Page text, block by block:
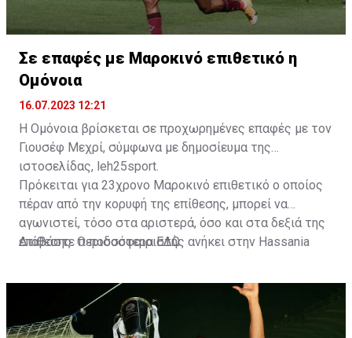
Σε επαφές με Μαροκινό επιθετικό η
Ομόνοια
16.07.2023 12:21
Η Ομόνοια βρίσκεται σε προχωρημένες επαφές με τον
Γιουσέφ Μεχρί, σύμφωνα με δημοσίευμα της
ιστοσελίδας, leh25sport.
Πρόκειται για 23χρονο Μαροκινό επιθετικό ο οποίος
πέραν από την κορυφή της επίθεσης, μπορεί να
αγωνιστεί, τόσο στα αριστερά, όσο και στα δεξιά της
επίθεσης. Ο ποδοσφαιριστής ανήκει στην Hassania
2026.
Διαβάστε περισσότεραΕΔΩ.